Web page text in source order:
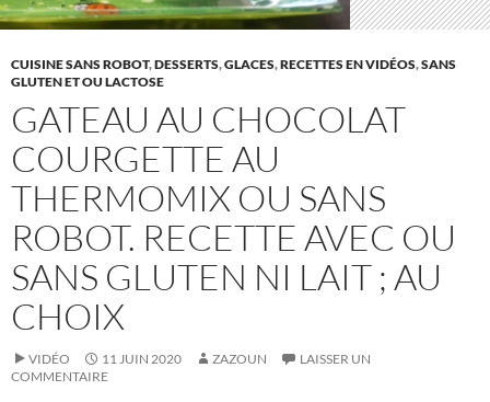
CUISINE SANS ROBOT,DESSERTS,GLACES,RECETTES EN VIDÉOS,SANS
GLUTEN ET OU LACTOSE
GATEAU AU CHOCOLAT
COURGETTE AU
THERMOMIX OU SANS
ROBOT. RECETTE AVEC OU
SANS GLUTEN NI LAIT ; AU
CHOIX
VIDÉO 11 JUIN 2020 ZAZOUN
LAISSER UN
COMMENTAIRE